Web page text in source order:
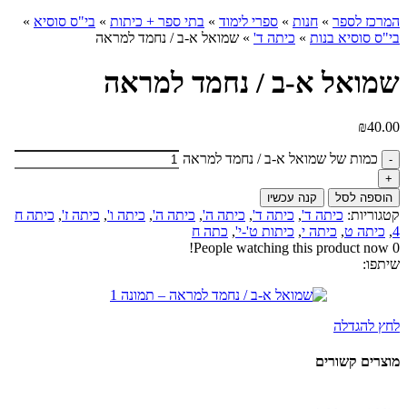
המרכז לספר » חנות » ספרי לימוד » בתי ספר + כיתות » בי"ס סוסיא »
בי"ס סוסיא בנות » כיתה ד' » שמואל א-ב / נחמד למראה
שמואל א-ב / נחמד למראה
₪40.00
כמות של שמואל א-ב / נחמד למראה
הוספה לסל קנה עכשיו
קטגוריות: כיתה ד', כיתה ד', כיתה ה', כיתה ה', כיתה ו', כיתה ז', כיתה ח
4
, כיתה ט, כיתה י, כיתות ט'-י', כתה ח
0
People watching this product now!
שיתפו:
לחץ להגדלה
מוצרים קשורים